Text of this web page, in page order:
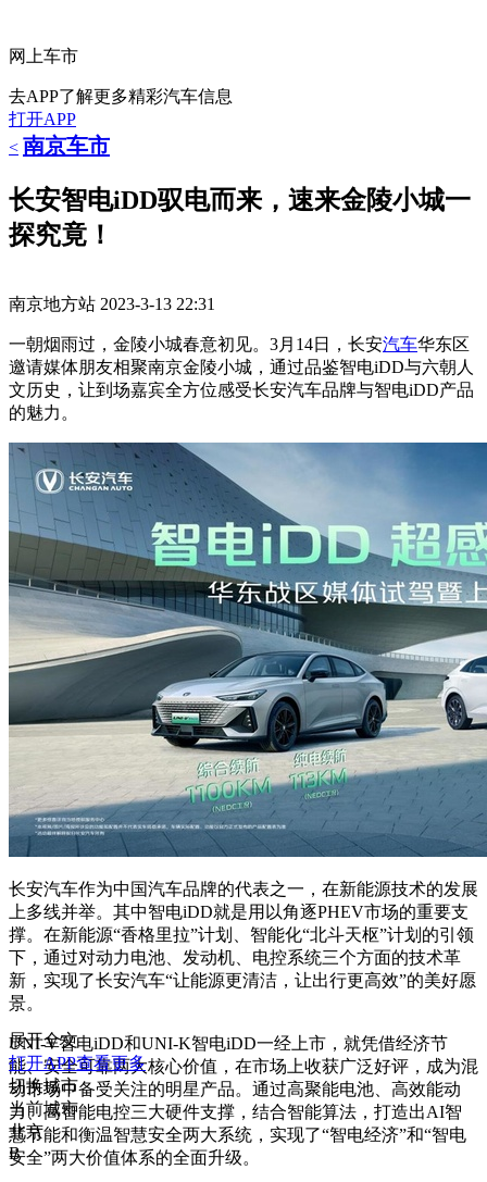
网上车市
去APP了解更多精彩汽车信息
打开APP
< 南京车市
长安智电iDD驭电而来，速来金陵小城一
探究竟！
南京地方站 2023-3-13 22:31
一朝烟雨过，金陵小城春意初见。3月14日，长安汽车华东区
邀请媒体朋友相聚南京金陵小城，通过品鉴智电iDD与六朝人
文历史，让到场嘉宾全方位感受长安汽车品牌与智电iDD产品
的魅力。
长安汽车作为中国汽车品牌的代表之一，在新能源技术的发展
上多线并举。其中智电iDD就是用以角逐PHEV市场的重要支
撑。在新能源“香格里拉”计划、智能化“北斗天枢”计划的引领
下，通过对动力电池、发动机、电控系统三个方面的技术革
新，实现了长安汽车“让能源更清洁，让出行更高效”的美好愿
景。
UNI-V智电iDD和UNI-K智电iDD一经上市，就凭借经济节
能、安全可靠两大核心价值，在市场上收获广泛好评，成为混
动市场中备受关注的明星产品。通过高聚能电池、高效能动
力、高智能电控三大硬件支撑，结合智能算法，打造出AI智
慧节能和衡温智慧安全两大系统，实现了“智电经济”和“智电
安全”两大价值体系的全面升级。
展开全文
打开APP查看更多
切换城市
当前城市
北京
B